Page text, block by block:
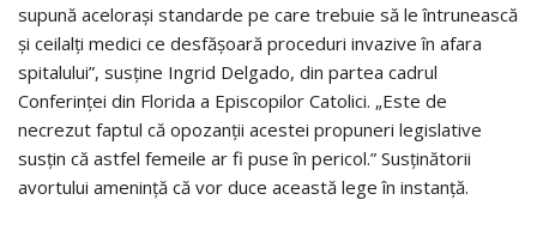
supună acelorași standarde pe care trebuie să le întrunească
și ceilalți medici ce desfășoară proceduri invazive în afara
spitalului”, susține Ingrid Delgado, din partea cadrul
Conferinței din Florida a Episcopilor Catolici. „Este de
necrezut faptul că opozanții acestei propuneri legislative
susțin că astfel femeile ar fi puse în pericol.” Susținătorii
avortului amenință că vor duce această lege în instanță.